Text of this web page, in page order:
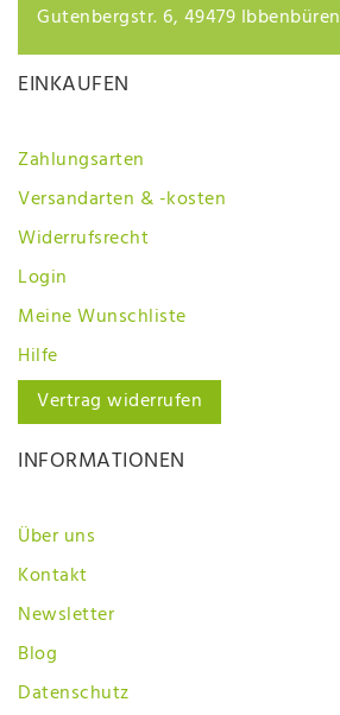
Gutenbergstr. 6, 49479 Ibbenbüren
EINKAUFEN
Zahlungsarten
Versandarten & -kosten
Widerrufsrecht
Login
Meine Wunschliste
Hilfe
Vertrag widerrufen
INFORMATIONEN
Über uns
Kontakt
Newsletter
Blog
Datenschutz